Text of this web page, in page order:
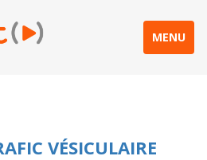
MENU
VÉSICULAIRE